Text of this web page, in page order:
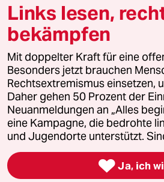
© 2026 taz Verlags und Vertriebs
Alle Rechte vorbehalten. Bei rechtlichen
wenden Sie sich bitte an lizenzen@taz.de
Feedback Redaktionsstatut
Leitlinie Informant Datenschutz
Seitenwende Einwilligungen
Links lesen,
bekämpfen
Mit doppelter Kraft für eine
Besonders jetzt brauchen
Rechtsextremismus einsetzen,
Daher gehen 50 Prozent der
Neuanmeldungen an „Alles
eine Kampagne, die bedrohte
und Jugendorte unterstützt.
 Ja, ich